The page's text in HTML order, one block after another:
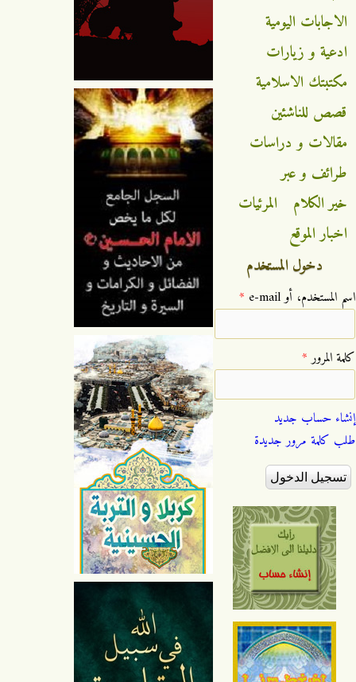
الاجابات اليومية
ادعية و زيارات
مكتبتك الاسلامية
قصص للناشئين
مقالات و دراسات
طرائف و عبر
خير الكلام
المرئيات
اخبار الموقع
دخول المستخدم
‏اسم المستخدم، أو e-mail ‏ *
‏كلمة المرور ‏*
إنشاء حساب جديد
طلب كلمة مرور جديدة